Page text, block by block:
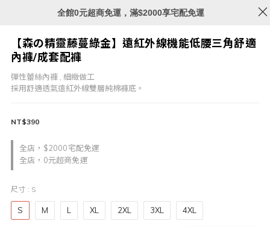
【森の精靈藤蔓綠金】遠紅外線機能低腰三角舒適
內褲/成套配褲
彈性蕾絲內褲 , 細緻做工
採用舒適透氣遠紅外線雙層純棉褲底。
全店，$2000宅配免運
全店，0元超商免運
NT$390
尺寸 : S
S M L XL 2XL 3XL 4XL
全館0元超商免運，滿$2000享宅配免運